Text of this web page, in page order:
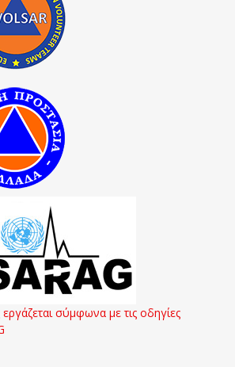
σύμφωνα με τις οδηγίες